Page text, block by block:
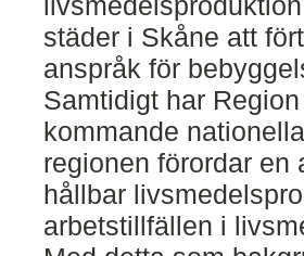
städer i Skåne att
anspråk för
Samtidigt har
kommande
regionen förordar en
hållbar
arbetstillfällen i